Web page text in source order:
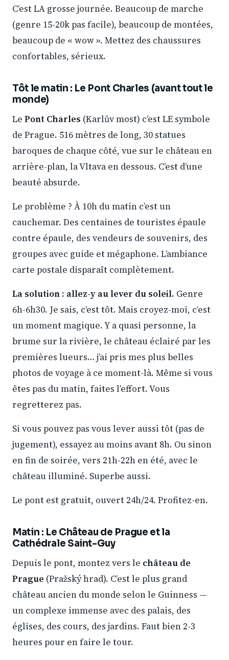
C’est LA grosse journée. Beaucoup de marche
(genre 15-20k pas facile), beaucoup de montées,
beaucoup de « wow ». Mettez des chaussures
confortables, sérieux.
Tôt le matin : Le Pont Charles (avant tout le
monde)
Le Pont Charles (Karlův most) c’est LE symbole
de Prague. 516 mètres de long, 30 statues
baroques de chaque côté, vue sur le château en
arrière-plan, la Vltava en dessous. C’est d’une
beauté absurde.
Le problème ? À 10h du matin c’est un
cauchemar. Des centaines de touristes épaule
contre épaule, des vendeurs de souvenirs, des
groupes avec guide et mégaphone. L’ambiance
carte postale disparaît complètement.
La solution : allez-y au lever du soleil. Genre
6h-6h30. Je sais, c’est tôt. Mais croyez-moi, c’est
un moment magique. Y a quasi personne, la
brume sur la rivière, le château éclairé par les
premières lueurs… j’ai pris mes plus belles
photos de voyage à ce moment-là. Même si vous
êtes pas du matin, faites l’effort. Vous
regretterez pas.
Si vous pouvez pas vous lever aussi tôt (pas de
jugement), essayez au moins avant 8h. Ou sinon
en fin de soirée, vers 21h-22h en été, avec le
château illuminé. Superbe aussi.
Le pont est gratuit, ouvert 24h/24. Profitez-en.
Matin : Le Château de Prague et la
Cathédrale Saint-Guy
Depuis le pont, montez vers le château de
Prague (Pražský hrad). C’est le plus grand
château ancien du monde selon le Guinness —
un complexe immense avec des palais, des
églises, des cours, des jardins. Faut bien 2-3
heures pour en faire le tour.